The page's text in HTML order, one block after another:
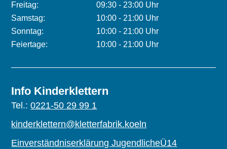
Freitag:
09:30 - 23:00 Uhr
Samstag:
10:00 - 21:00 Uhr
Sonntag:
10:00 - 21:00 Uhr
Feiertage:
10:00 - 21:00 Uhr
Info Kinderklettern
Tel.:0221-50 29 99 1
kinderklettern@kletterfabrik.koeln
Einverständniserklärung JugendlicheÜ14